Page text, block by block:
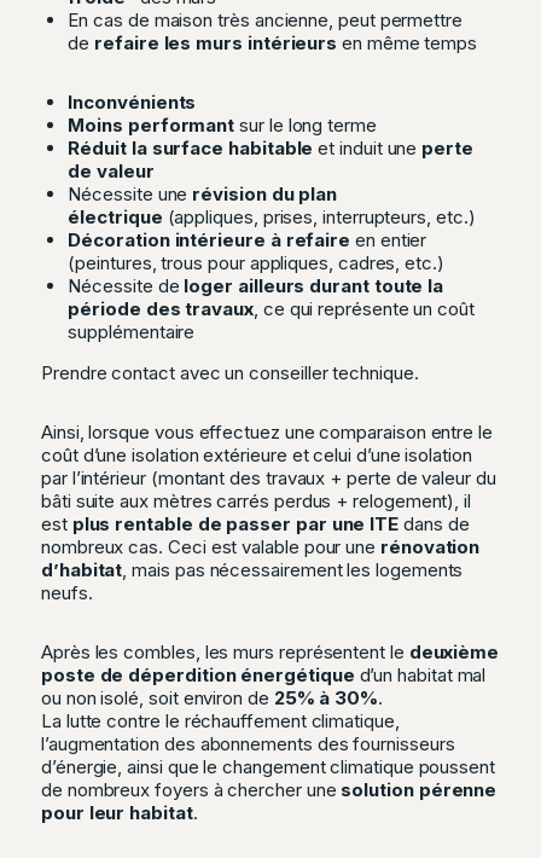
En cas de maison très ancienne, peut permettre
de refaire les murs intérieurs en même temps
Inconvénients
Moins performant sur le long terme
Réduit la surface habitable et induit une perte
de valeur
Nécessite une révision du plan
électrique (appliques, prises, interrupteurs, etc.)
Décoration intérieure à refaire en entier
(peintures, trous pour appliques, cadres, etc.)
Nécessite de loger ailleurs durant toute la
période des travaux, ce qui représente un coût
supplémentaire
Prendre contact avec un conseiller technique.
Ainsi, lorsque vous effectuez une comparaison entre le
coût d’une isolation extérieure et celui d’une isolation
par l’intérieur (montant des travaux + perte de valeur du
bâti suite aux mètres carrés perdus + relogement), il
est plus rentable de passer par une ITE dans de
nombreux cas. Ceci est valable pour une rénovation
d’habitat, mais pas nécessairement les logements
neufs.
Après les combles, les murs représentent le deuxième
poste de déperdition énergétique d’un habitat mal
ou non isolé, soit environ de 25% à 30%.
La lutte contre le réchauffement climatique,
l’augmentation des abonnements des fournisseurs
d’énergie, ainsi que le changement climatique poussent
de nombreux foyers à chercher une solution pérenne
pour leur habitat.